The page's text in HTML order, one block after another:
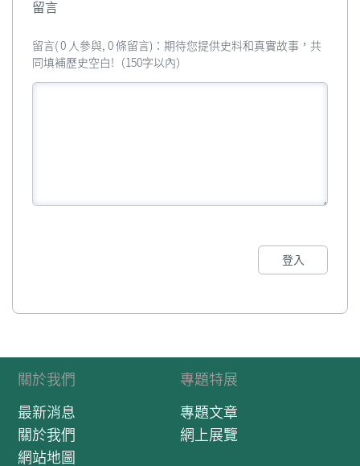
留言
留言( 0 人參與, 0 條留言)：期待您提供史料和真實故事，共
同填補歷史空白!（150字以內）
登入
關於我們
最新消息
關於我們
網站地圖
專題特展
專題文章
網上展覽